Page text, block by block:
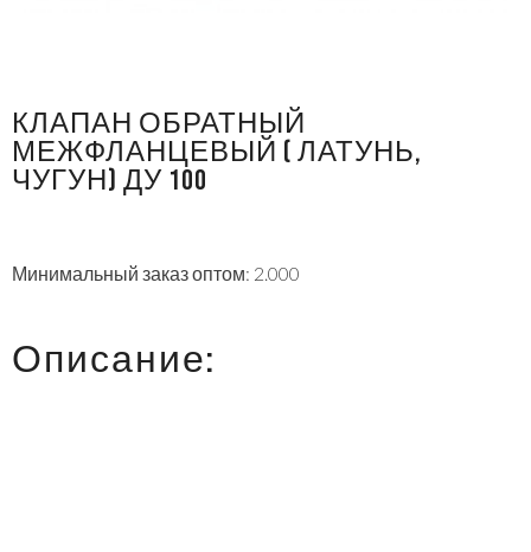
КЛАПАН ОБРАТНЫЙ
МЕЖФЛАНЦЕВЫЙ ( ЛАТУНЬ,
ЧУГУН) ДУ 100
Минимальный заказ оптом: 2.000
Описание: